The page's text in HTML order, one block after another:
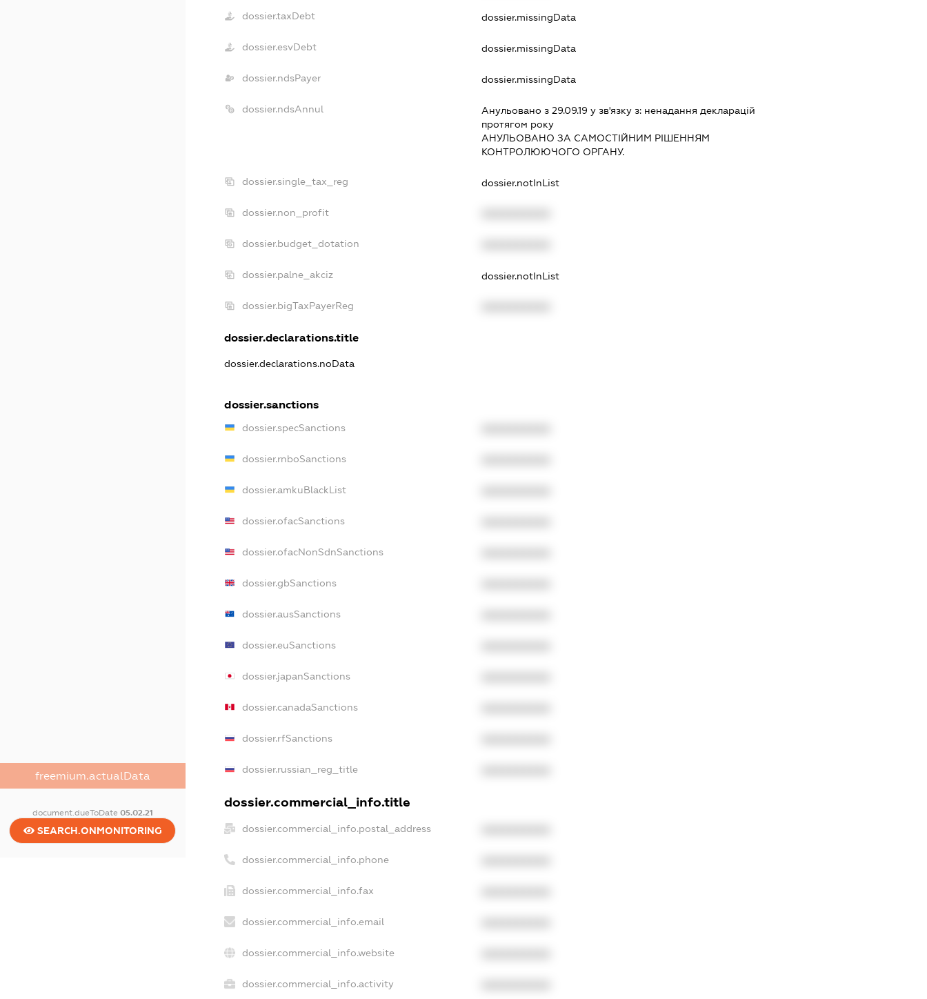
freemium.actualData
document.dueToDate 05.02.21
SEARCH.ONMONITORING
dossier.taxDebt dossier.missingData
dossier.esvDebt dossier.missingData
dossier.ndsPayer dossier.missingData
dossier.ndsAnnul Анульовано з 29.09.19 у зв'язку з: ненадання декларацiй
протягом року
АНУЛЬОВАНО ЗА САМОСТIЙНИМ РIШЕННЯМ
КОНТРОЛЮЮЧОГО ОРГАНУ.
dossier.single_tax_reg dossier.notInList
dossier.non_profit
dossier.budget_dotation
dossier.palne_akciz dossier.notInList
dossier.bigTaxPayerReg
dossier.declarations.title
dossier.declarations.noData
dossier.sanctions
dossier.specSanctions
dossier.rnboSanctions
dossier.amkuBlackList
dossier.ofacSanctions
dossier.ofacNonSdnSanctions
dossier.gbSanctions
dossier.ausSanctions
dossier.euSanctions
dossier.japanSanctions
dossier.canadaSanctions
dossier.rfSanctions
dossier.russian_reg_title
dossier.commercial_info.title
dossier.commercial_info.postal_address
dossier.commercial_info.phone
dossier.commercial_info.fax
dossier.commercial_info.email
dossier.commercial_info.website
dossier.commercial_info.activity